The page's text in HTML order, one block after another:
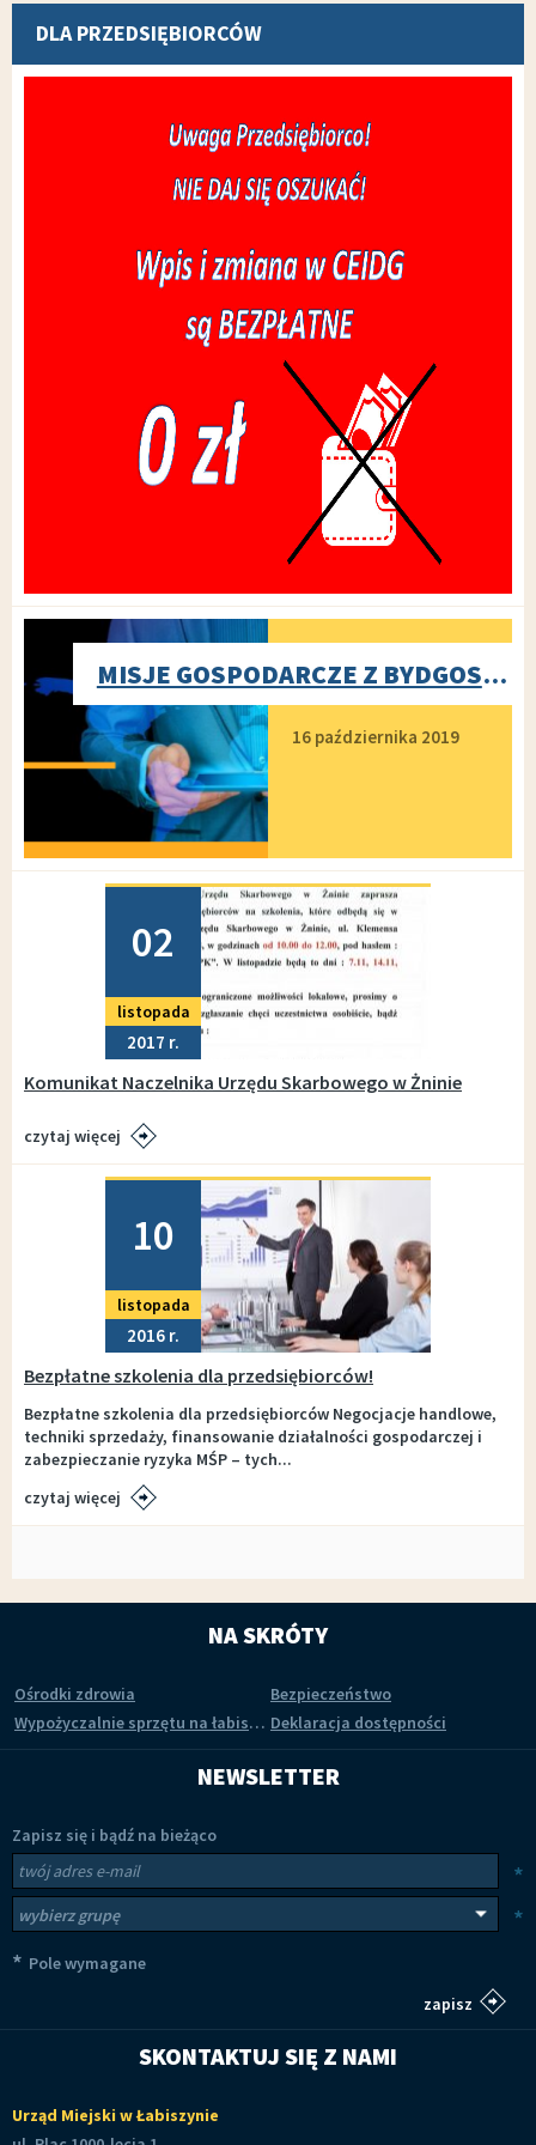
DLA PRZEDSIĘBIORCÓW
MISJE GOSPODARCZE Z BYDGOSKĄ AGENCJĄ ROZWOJU REGIONALNEGO
Dodano
16 października 2019
02
listopada
2017
Komunikat Naczelnika Urzędu Skarbowego w Żninie
czytaj więcej
10
listopada
2016
Bezpłatne szkolenia dla przedsiębiorców!
Bezpłatne szkolenia dla przedsiębiorców Negocjacje handlowe,
techniki sprzedaży, finansowanie działalności gospodarczej i
zabezpieczanie ryzyka MŚP – tych...
czytaj więcej
NA SKRÓTY
Ośrodki zdrowia
Bezpieczeństwo
Wypożyczalnie sprzętu na łabiszyńskiej wyspie Deklaracja dostępności
NEWSLETTER
Zapisz się i bądź na bieżąco
Newsletter
*
*
* Pole wymagane
SKONTAKTUJ SIĘ Z NAMI
Urząd Miejski w Łabiszynie